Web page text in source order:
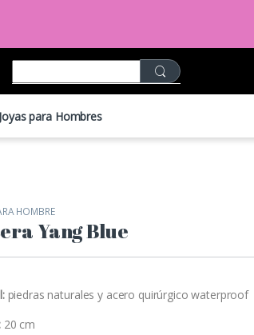
Search for:
Joyas para Hombres
HOMBRE
Yang Blue
piedras naturales y acero quirúrgico waterproof
20 cm